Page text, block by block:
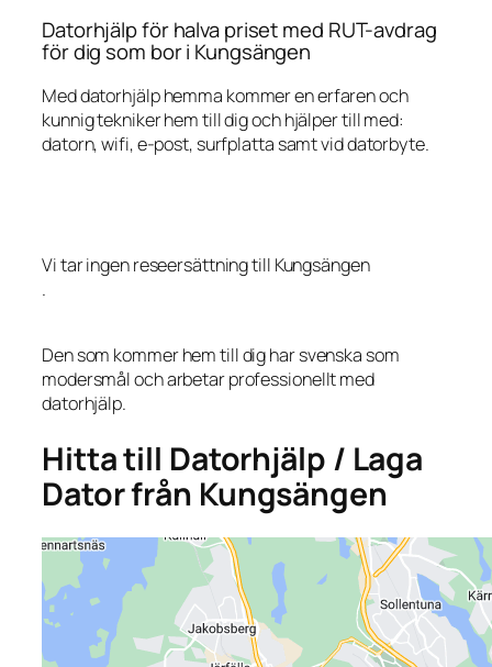
Datorhjälp för halva priset med RUT-avdrag
för dig som bor i Kungsängen
Med datorhjälp hemma kommer en erfaren och
kunnig tekniker hem till dig och hjälper till med:
datorn, wifi, e-post, surfplatta samt vid datorbyte.
Vi tar ingen reseersättning till Kungsängen
.
Den som kommer hem till dig har svenska som
modersmål och arbetar professionellt med
datorhjälp.
Hitta till Datorhjälp / Laga
Dator från Kungsängen